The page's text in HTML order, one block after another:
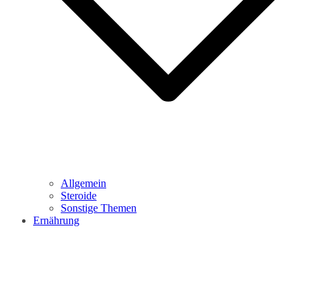
Allgemein
Steroide
Sonstige Themen
Ernährung